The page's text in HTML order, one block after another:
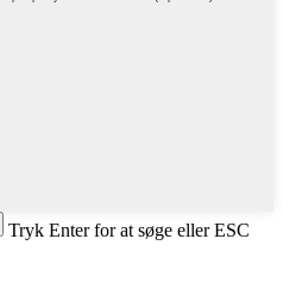
Tryk Enter for at søge eller ESC